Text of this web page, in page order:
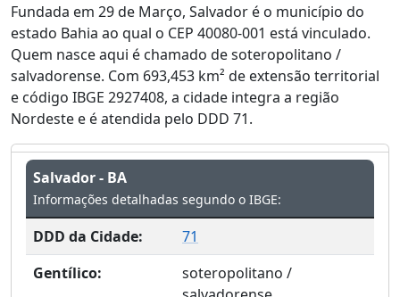
Fundada em 29 de Março, Salvador é o município do
estado Bahia ao qual o CEP 40080-001 está vinculado.
Quem nasce aqui é chamado de soteropolitano /
salvadorense. Com 693,453 km² de extensão territorial
e código IBGE 2927408, a cidade integra a região
Nordeste e é atendida pelo DDD 71.
Salvador - BA
Informações detalhadas segundo o IBGE:
DDD da Cidade:
71
Gentílico:
soteropolitano /